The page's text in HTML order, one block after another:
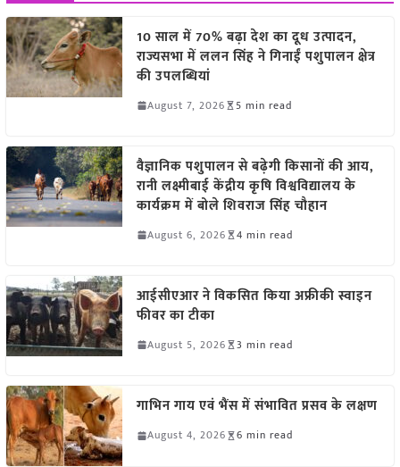
10 साल में 70% बढ़ा देश का दूध उत्पादन,
राज्यसभा में ललन सिंह ने गिनाईं पशुपालन क्षेत्र
की उपलब्धियां
August 7, 2026 5 min read
वैज्ञानिक पशुपालन से बढ़ेगी किसानों की आय,
रानी लक्ष्मीबाई केंद्रीय कृषि विश्वविद्यालय के
कार्यक्रम में बोले शिवराज सिंह चौहान
August 6, 2026 4 min read
आईसीएआर ने विकसित किया अफ्रीकी स्वाइन
फीवर का टीका
August 5, 2026 3 min read
गाभिन गाय एवं भैंस में संभावित प्रसव के लक्षण
August 4, 2026 6 min read